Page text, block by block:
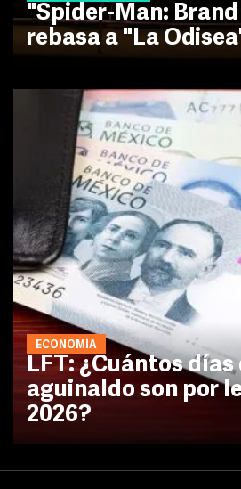
"Spider-Man:
rebasa a "La
ECONOMÍA
LFT: ¿Cuántos días
aguinaldo son por
2026?